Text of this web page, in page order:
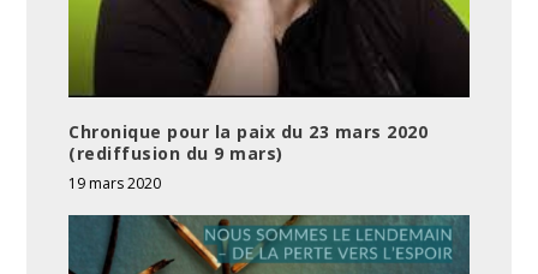
Chronique pour la paix du 23 mars 2020
(rediffusion du 9 mars)
19 mars 2020